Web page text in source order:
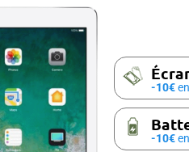
-10€
-10€